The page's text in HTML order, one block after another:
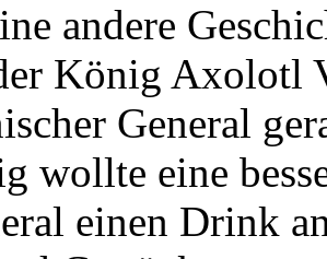
andere
König
General
wollte eine
einen Drink